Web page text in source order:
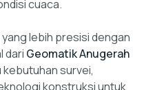
cuaca.
lebih presisi dengan
dari Geomatik Anugerah
kebutuhan survei,
konstruksi untuk